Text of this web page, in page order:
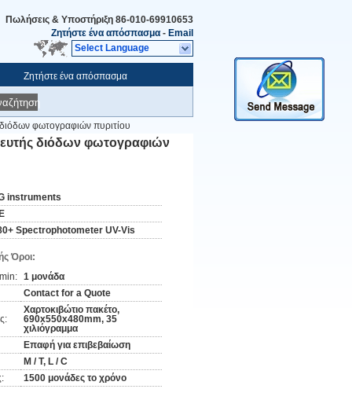
Πωλήσεις & Υποστήριξη 86-010-69910653
Ζητήστε ένα απόσπασμα - Email
Select Language
Ζητήστε ένα απόσπασμα
φωτογραφιών πυριτίου
διόδων φωτογραφιών
instruments
Spectrophotometer UV-Vis
Όροι:
1 μονάδα
Contact for a Quote
Χαρτοκιβώτιο πακέτο,
690x550x480mm, 35
χιλιόγραμμα
Επαφή για επιβεβαίωση
Μ / Τ, L / C
1500 μονάδες το χρόνο